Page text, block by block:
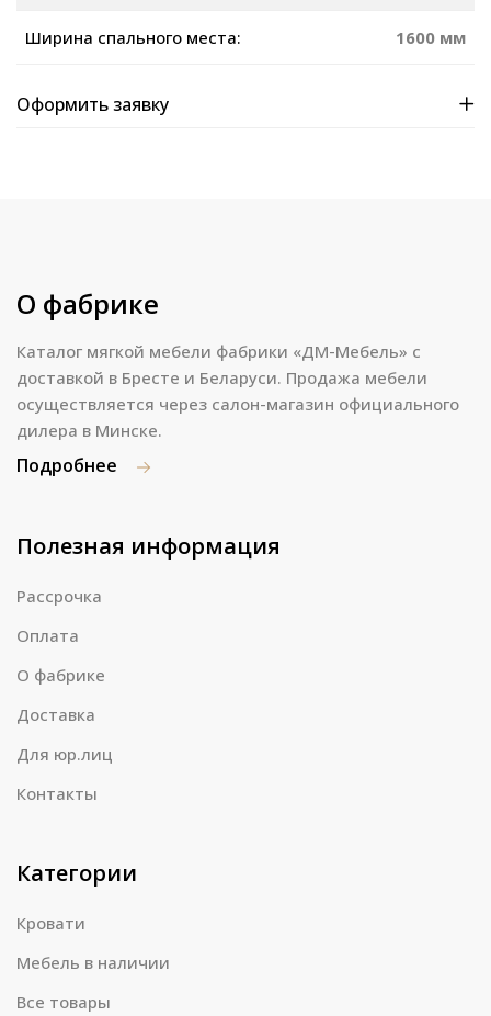
Ширина спального места: 1600 мм
Оформить заявку
О фабрике
Каталог мягкой мебели фабрики «ДМ-Мебель» с
доставкой в Бресте и Беларуси. Продажа мебели
осуществляется через салон-магазин официального
дилера в Минске.
Подробнее
Полезная информация
Рассрочка
Оплата
О фабрике
Доставка
Для юр.лиц
Контакты
Категории
Кровати
Мебель в наличии
Все товары